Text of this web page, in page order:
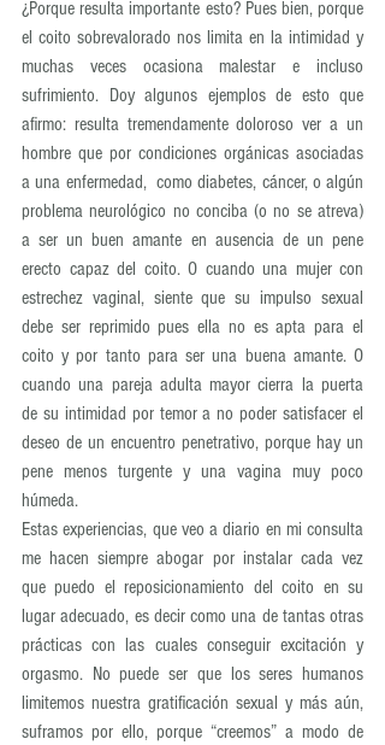
¿Porque resulta importante esto? Pues bien, porque
el coito sobrevalorado nos limita en la intimidad y
muchas veces ocasiona malestar e incluso
sufrimiento. Doy algunos ejemplos de esto que
afirmo: resulta tremendamente doloroso ver a un
hombre que por condiciones orgánicas asociadas
a una enfermedad,  como diabetes, cáncer, o algún
problema neurológico no conciba (o no se atreva)
a ser un buen amante en ausencia de un pene
erecto capaz del coito. O cuando una mujer con
estrechez vaginal, siente que su impulso sexual
debe ser reprimido pues ella no es apta para el
coito y por tanto para ser una buena amante. O
cuando una pareja adulta mayor cierra la puerta
de su intimidad por temor a no poder satisfacer el
deseo de un encuentro penetrativo, porque hay un
pene menos turgente y una vagina muy poco
húmeda.
Estas experiencias, que veo a diario en mi consulta
me hacen siempre abogar por instalar cada vez
que puedo el reposicionamiento del coito en su
lugar adecuado, es decir como una de tantas otras
prácticas con las cuales conseguir excitación y
orgasmo. No puede ser que los seres humanos
limitemos nuestra gratificación sexual y más aún,
suframos por ello, porque “creemos” a modo de